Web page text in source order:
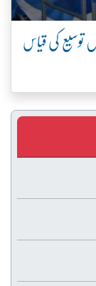
کی قیاس